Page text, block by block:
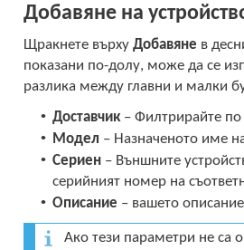
Добавяне на
Щракнете върхуДобавяне в
показани по-долу, може да се
разлика между главни и малки
• Доставчик– Филтрирайте по
• Модел – Назначеното име
• Сериен – Външните
серийният номер на
• Описание – вашето
Ако тези параметри не са